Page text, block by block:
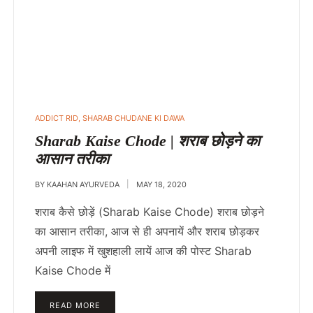
POSTED
ADDICT RID, SHARAB CHUDANE KI DAWA
Sharab Kaise Chode | शराब छोड़ने का
आसान तरीका
BY KAAHAN AYURVEDA MAY 18, 2020
शराब कैसे छोड़ें (Sharab Kaise Chode) शराब छोड़ने
का आसान तरीका, आज से ही अपनायें और शराब छोड़कर
अपनी लाइफ में खुशहाली लायें आज की पोस्ट Sharab
Kaise Chode में
READ MORE